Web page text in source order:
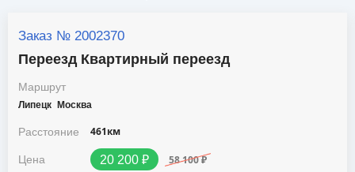
Заказ № 2002370
Переезд Квартирный переезд
Маршрут
Липецк Москва
Расстояние 461км
Цена 20 200 ₽ 58 100 ₽